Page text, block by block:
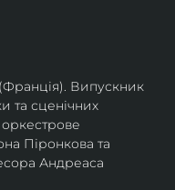
Випускник
та сценічних
оркестрове
Піронкова та
Андреаса